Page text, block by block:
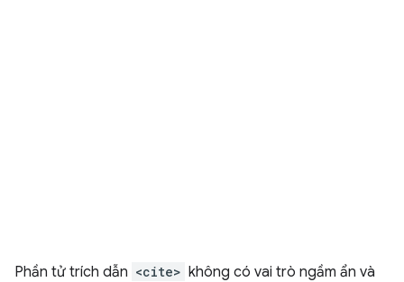
Phần tử trích dẫn <cite> không có vai trò ngầm ẩn và